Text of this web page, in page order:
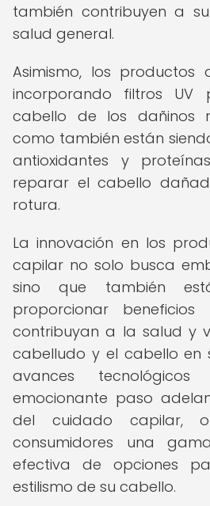
también contribuyen a
salud general.
Asimismo, los productos
incorporando filtros
cabello de los dañinos
como también están
antioxidantes y
reparar el cabello
rotura.
La innovación en los
capilar no solo busca
sino que también
proporcionar beneficios
contribuyan a la salud y
cabelludo y el cabello en
avances tecnológicos
emocionante paso
del cuidado capilar,
consumidores una
efectiva de opciones
estilismo de su cabello.